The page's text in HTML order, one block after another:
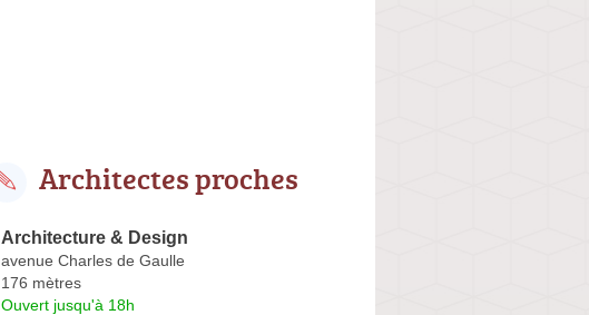
Architectes proches
Architecture & Design
avenue Charles de Gaulle
176 mètres
Ouvert jusqu'à 18h